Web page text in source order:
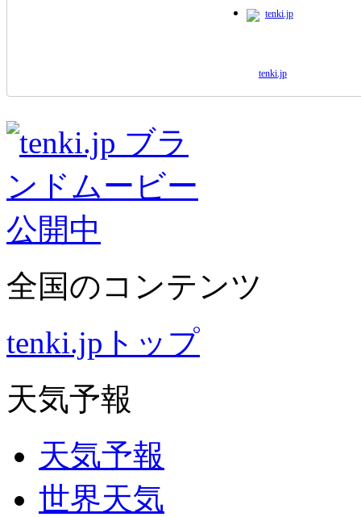
tenki.jp
全国のコンテンツ
tenki.jpトップ
天気予報
天気予報
世界天気